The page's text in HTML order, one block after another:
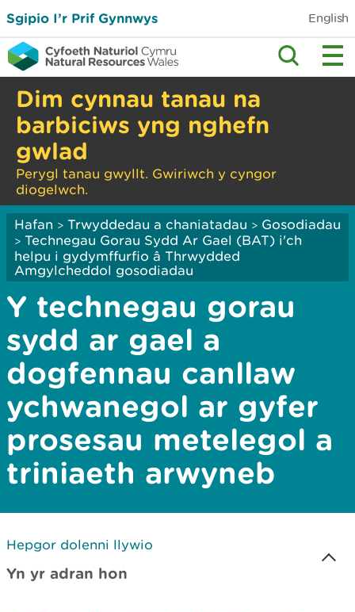
Sgipio I’r Prif Gynnwys English
Dim cynnau tanau na
barbiciws yng nghefn
gwlad
Perygl tanau gwyllt. Gwiriwch y cyngor
diogelwch.
Hafan > Trwyddedau a chaniatadau > Gosodiadau
> Technegau Gorau Sydd Ar Gael (BAT) i'ch
helpu i gydymffurfio â Thrwydded
Amgylcheddol gosodiadau
Y technegau gorau
sydd ar gael a
dogfennau canllaw
ychwanegol ar gyfer
prosesau metelegol a
triniaeth arwyneb
Hepgor dolenni llywio
Yn yr adran hon